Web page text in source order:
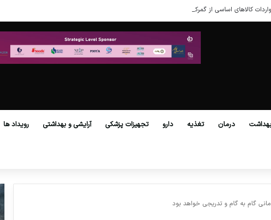
کالاهای اساسی از گمرکات همه استان‌ها فراهم شد.
درمان تغذیه دارو تجهیزات پزشکی آرایشی و بهداشتی رویداد ها